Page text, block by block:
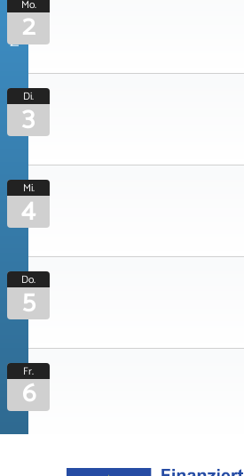
Mo.
2
Di.
3
Mi.
4
Do.
5
Fr.
6